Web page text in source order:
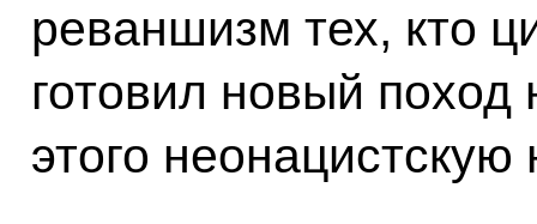
реваншизм тех, кто
готовил новый
этого